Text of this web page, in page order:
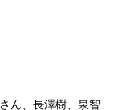
ん、長澤樹、泉智